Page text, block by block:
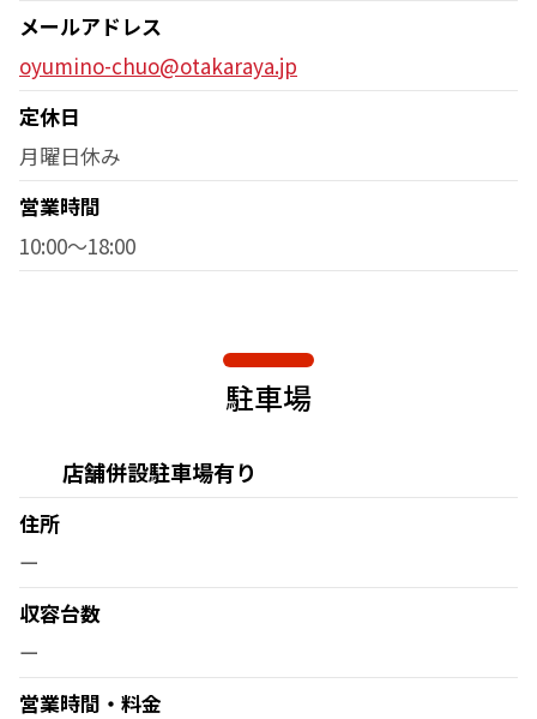
メールアドレス
oyumino-chuo@otakaraya.jp
定休日
月曜日休み
営業時間
10:00〜18:00
駐車場
店舗併設駐車場有り
住所
ー
収容台数
ー
営業時間・料金